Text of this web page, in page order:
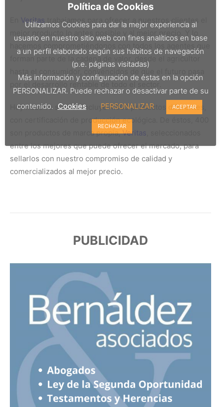
Veritas trabajamos para ofrecer a nuestros clientes el
mejor producto lo antes posible y al mejor precio. Y lo
hacemos comprometiéndonos con todos los agentes que
forman parte de la cadena de valor, desde el agricultor
hasta el consumidor, convencidos de que el futuro pasa
por el desarrollo rentable de todo el sector.
Hoy nuestro surtido incluye 4.500 productos diferentes,
con certificación de producción ecológica. De éstos, 400
son productos de marca propia,Veritas
entre los mejores que puede ofrecer el mercado, para
sellarlos con nuestro compromiso de calidad y
comercializados al mejor precio.
PUBLICIDAD
Política de Cookies
Utilizamos Cookies para dar la mejor experiencia al
usuario en nuestro sitio web con fines analíticos en base
a un perfil elaborado según sus hábitos de navegación
(p.e. páginas visitadas)
Más información y configuración de éstas en la opción
PERSONALIZAR. Puede rechazar o desactivar parte de su
contenido. Cookies PERSONALIZAR ACEPTAR
RECHAZAR